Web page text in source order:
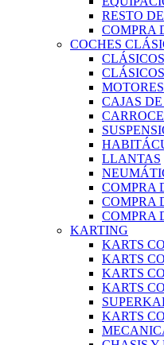
RESTO
COMPRA
COCHES
MOTORES
CAJAS
LLANTAS
COMPRA
COMPRA
COMPRA
KARTING
KARTS
KARTS
KARTS
KARTS
KARTS